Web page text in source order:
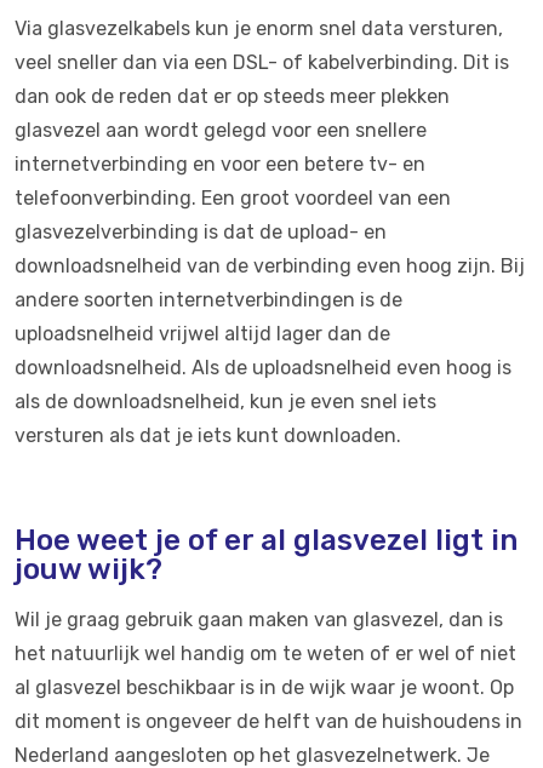
Via glasvezelkabels kun je enorm snel data versturen,
veel sneller dan via een DSL- of kabelverbinding. Dit is
dan ook de reden dat er op steeds meer plekken
glasvezel aan wordt gelegd voor een snellere
internetverbinding en voor een betere tv- en
telefoonverbinding. Een groot voordeel van een
glasvezelverbinding is dat de upload- en
downloadsnelheid van de verbinding even hoog zijn. Bij
andere soorten internetverbindingen is de
uploadsnelheid vrijwel altijd lager dan de
downloadsnelheid. Als de uploadsnelheid even hoog is
als de downloadsnelheid, kun je even snel iets
versturen als dat je iets kunt downloaden.
Hoe weet je of er al glasvezel ligt in
jouw wijk?
Wil je graag gebruik gaan maken van glasvezel, dan is
het natuurlijk wel handig om te weten of er wel of niet
al glasvezel beschikbaar is in de wijk waar je woont. Op
dit moment is ongeveer de helft van de huishoudens in
Nederland aangesloten op het glasvezelnetwerk. Je